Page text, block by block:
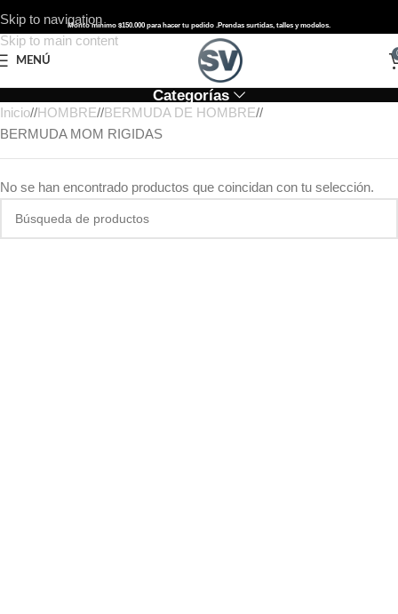
Skip to navigation
Skip to main content
Monto mínimo $150.000 para hacer tu pedido .Prendas surtidas, talles y modelos.
MENÚ
Categorías
Inicio/ HOMBRE/ BERMUDA DE HOMBRE/
BERMUDA MOM RIGIDAS
No se han encontrado productos que coincidan con tu selección.